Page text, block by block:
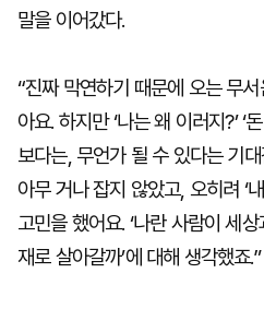
말을 이어갔다.
“진짜 막연하기 때문에 오는 무
아요. 하지만 ‘나는 왜 이러지?’ ‘
보다는, 무언가 될 수 있다는 기
아무 거나 잡지 않았고, 오히려 ‘
고민을 했어요. ‘나란 사람이 세
재로 살아갈까’에 대해 생각했죠.”